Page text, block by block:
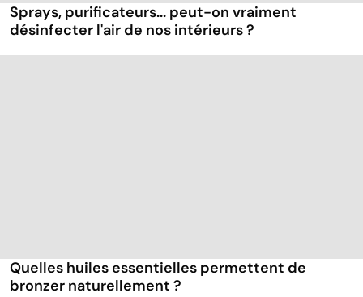
Sprays, purificateurs... peut-on vraiment
désinfecter l'air de nos intérieurs ?
Quelles huiles essentielles permettent de
bronzer naturellement ?